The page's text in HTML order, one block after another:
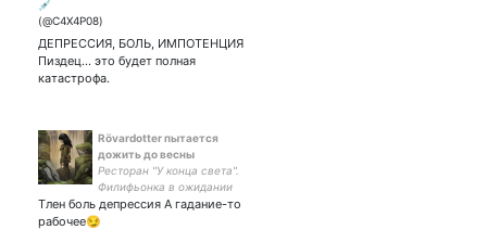
ДЕПРЕССИЯ, БОЛЬ, ИМПОТЕНЦИЯ
Пиздец… это будет полная
катастрофа.
Rövardotter пытается
дожить до весны
Ресторан "У конца света".
Филифьонка в ожидании
катастрофы. Топи
нарратива, болота
Тлен боль депрессия А гадание-то
рабочее😏